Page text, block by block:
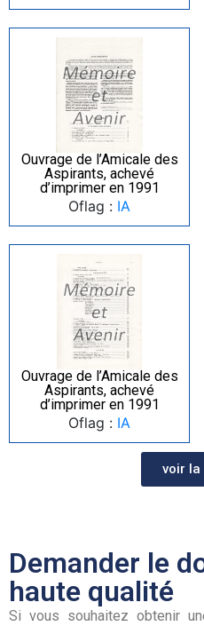
Ouvrage de l’Amicale des
Aspirants, achevé
d’imprimer en 1991
Oflag : IA
Ouvrage de l’Amicale des
Aspirants, achevé
d’imprimer en 1991
Oflag : IA
voir la
Demander le
haute qualité
Si vous souhaitez obtenir